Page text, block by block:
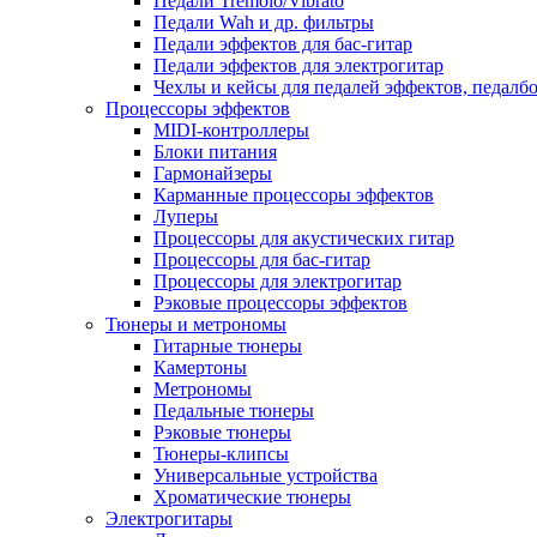
Педали Wah и др. фильтры
Педали эффектов для бас-гитар
Педали эффектов для электрогитар
Чехлы и кейсы для педалей эффектов,
Процессоры эффектов
MIDI-контроллеры
Блоки питания
Гармонайзеры
Карманные процессоры эффектов
Луперы
Процессоры для акустических гитар
Процессоры для бас-гитар
Процессоры для электрогитар
Рэковые процессоры эффектов
Тюнеры и метрономы
Гитарные тюнеры
Камертоны
Метрономы
Педальные тюнеры
Рэковые тюнеры
Тюнеры-клипсы
Универсальные устройства
Хроматические тюнеры
Электрогитары